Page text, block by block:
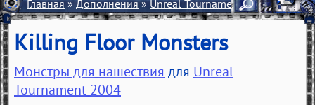
Главная»Дополнения»Unreal Tournament 2004»
Killing Floor Monsters
Монстры для нашествия для Unreal
Tournament 2004